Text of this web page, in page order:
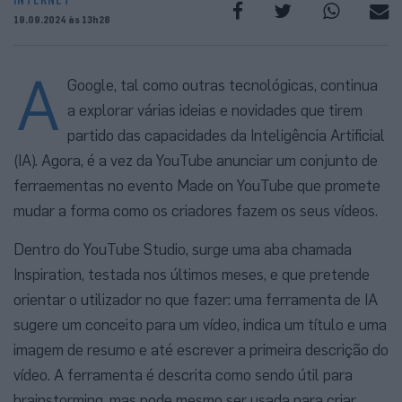
19.09.2024 às 13h28
A Google, tal como outras tecnológicas, continua
a explorar várias ideias e novidades que tirem
partido das capacidades da Inteligência Artificial
(IA). Agora, é a vez da YouTube anunciar um conjunto de
ferraementas no evento Made on YouTube que promete
mudar a forma como os criadores fazem os seus vídeos.
Dentro do YouTube Studio, surge uma aba chamada
Inspiration, testada nos últimos meses, e que pretende
orientar o utilizador no que fazer: uma ferramenta de IA
sugere um conceito para um vídeo, indica um título e uma
imagem de resumo e até escrever a primeira descrição do
vídeo. A ferramenta é descrita como sendo útil para